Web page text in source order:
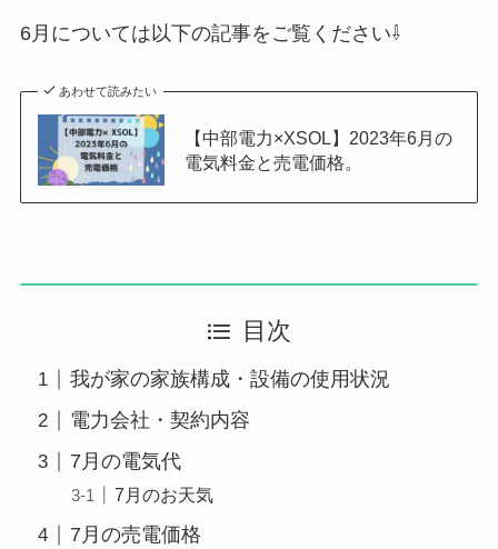
6月については以下の記事をご覧ください⇩
あわせて読みたい
【中部電力×XSOL】2023年6月の
電気料金と売電価格。
目次
我が家の家族構成・設備の使用状況
電力会社・契約内容
7月の電気代
7月のお天気
7月の売電価格